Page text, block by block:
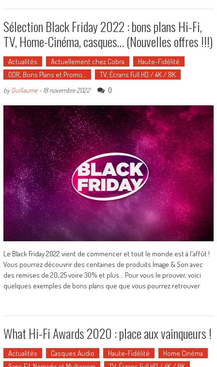
Sélection Black Friday 2022 : bons plans Hi-Fi,
TV, Home-Cinéma, casques… (Nouvelles offres !!!)
Actualités Actuellement chez Cobra
Haute-Fidélité
ODR, Bons Plans et Promo…
TV, Écrans Full HD / 4K / 8K
byGuillaume- 18 novembre 2022 0
Le Black Friday 2022 vient de commencer et tout le monde est à l'affût !
Vous pourrez découvrir des centaines de produits Image & Son avec
des remises de 20, 25 voire 30% et plus... Pour vous le prouver, voici
quelques exemples de bons plans que que vous pourrez retrouver
What Hi-Fi Awards 2020 : place aux vainqueurs !
Actualités Casques Audio Haute-Fidélité
Home Cinéma